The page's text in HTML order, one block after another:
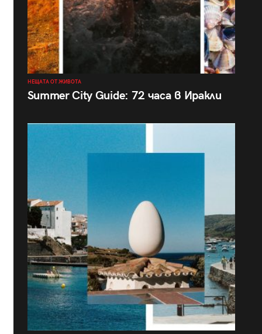
НЕЩАТА ОТ ЖИВОТА
Summer City Guide: 72 часа в Иракли